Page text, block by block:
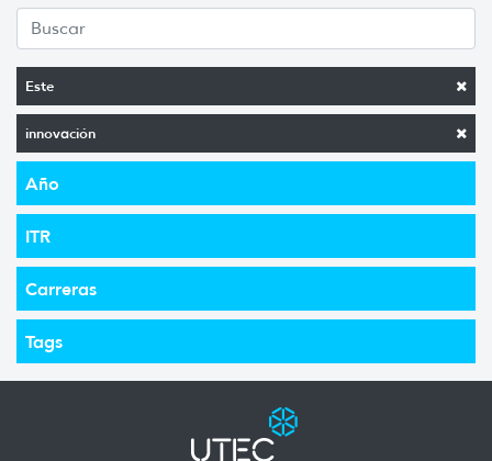
Este
innovación
Año
ITR
Carreras
Tags